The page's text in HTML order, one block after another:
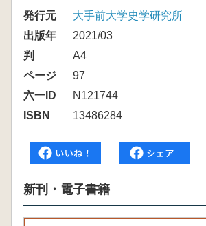
発行元
大手前大学史学研究所
出版年
2021/03
判
A4
ページ
97
六一ID
N121744
ISBN
13486284
新刊・電子書籍